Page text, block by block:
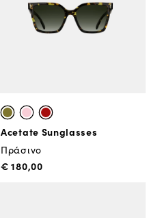
Acetate Sunglasses
Πράσινο
€ 180,00